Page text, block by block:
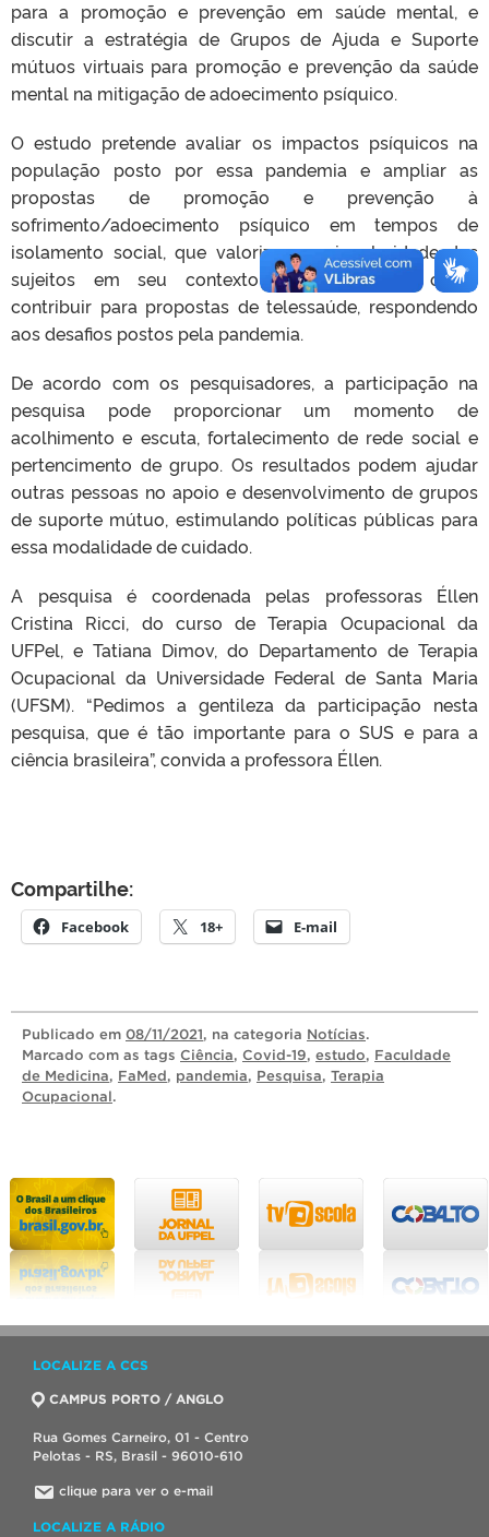
para a promoção e prevenção em saúde mental, e
discutir a estratégia de Grupos de Ajuda e Suporte
mútuos virtuais para promoção e prevenção da saúde
mental na mitigação de adoecimento psíquico.
O estudo pretende avaliar os impactos psíquicos na
população posto por essa pandemia e ampliar as
propostas de promoção e prevenção à
sofrimento/adoecimento psíquico em tempos de
isolamento social, que valorizem a singularidade dos
sujeitos em seu contexto cotidiano, bem como
contribuir para propostas de telessaúde, respondendo
aos desafios postos pela pandemia.
De acordo com os pesquisadores, a participação na
pesquisa pode proporcionar um momento de
acolhimento e escuta, fortalecimento de rede social e
pertencimento de grupo. Os resultados podem ajudar
outras pessoas no apoio e desenvolvimento de grupos
de suporte mútuo, estimulando políticas públicas para
essa modalidade de cuidado.
A pesquisa é coordenada pelas professoras Éllen
Cristina Ricci, do curso de Terapia Ocupacional da
UFPel, e Tatiana Dimov, do Departamento de Terapia
Ocupacional da Universidade Federal de Santa Maria
(UFSM). “Pedimos a gentileza da participação nesta
pesquisa, que é tão importante para o SUS e para a
ciência brasileira”, convida a professora Éllen.
Compartilhe:
Facebook 18+ E-mail
Publicado em 08/11/2021, na categoria Notícias.
Marcado com as tags Ciência, Covid-19, estudo, Faculdade
de Medicina, FaMed, pandemia, Pesquisa, Terapia
Ocupacional.
LOCALIZE A CCS
CAMPUS PORTO / ANGLO
Rua Gomes Carneiro, 01 - Centro
Pelotas - RS, Brasil - 96010-610
clique para ver o e-mail
LOCALIZE A RÁDIO